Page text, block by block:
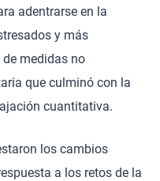
adentrarse en la
y más
medidas no
que culminó con la
cuantitativa.
los cambios
a los retos de la